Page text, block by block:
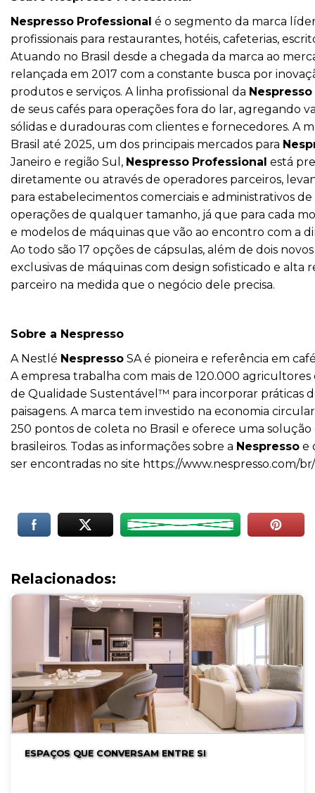
Nespresso Professional é o segmento da marca
profissionais para restaurantes, hotéis, cafeterias,
Atuando no Brasil desde a chegada da marca ao
relançada em 2017 com a constante busca por
produtos e serviços. A linha profissional da Nespresso
de seus cafés para operações fora do lar, agregando
sólidas e duradouras com clientes e fornecedores. A
Brasil até 2025, um dos principais mercados para
Janeiro e região Sul, Nespresso Professional está
diretamente ou através de operadores parceiros,
para estabelecimentos comerciais e administrativos
operações de qualquer tamanho, já que para cada
e modelos de máquinas que vão ao encontro com a
Ao todo são 17 opções de cápsulas, além de dois
exclusivas de máquinas com design sofisticado e alta
parceiro na medida que o negócio dele precisa.
Sobre a Nespresso
A Nestlé Nespresso SA é pioneira e referência em
A empresa trabalha com mais de 120.000
de Qualidade Sustentável™ para incorporar práticas
paisagens. A marca tem investido na economia
250 pontos de coleta no Brasil e oferece uma
brasileiros. Todas as informações sobre a Nespresso e
ser encontradas no site https://www.nespresso.com/
Relacionados:
ESPAÇOS QUE CONVERSAM ENTRE SI